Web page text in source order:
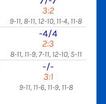
3:2
9-11, 8-11, 12-10, 11-4, 11-8
-4/4
2:3
8-11, 11-9, 7-11, 12-10, 5-11
-/-
3:1
9-11, 11-6, 11-9, 11-8